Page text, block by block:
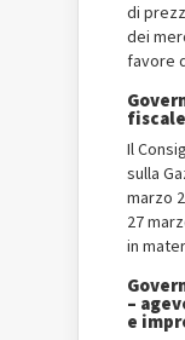
di
dei
favore
Il
sulla
marzo
27
in
–
e